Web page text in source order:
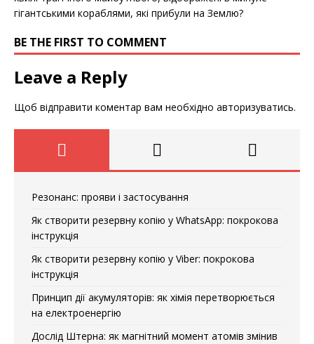
гігантськими кораблями, які прибули на Землю?
BE THE FIRST TO COMMENT
Leave a Reply
Щоб відправити коментар вам необхідно авторизуватись.
Резонанс: прояви і застосування
Як створити резервну копію у WhatsApp: покрокова
інструкція
Як створити резервну копію у Viber: покрокова
інструкція
Принцип дії акумуляторів: як хімія перетворюється
на електроенергію
Дослід Штерна: як магнітний момент атомів змінив